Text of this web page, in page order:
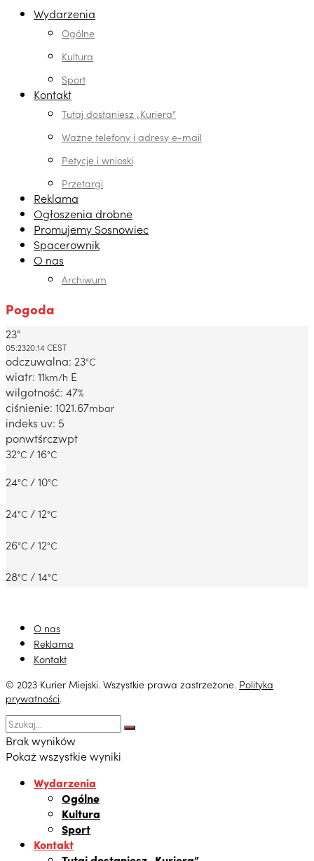
Wydarzenia
Ogólne
Kultura
Sport
Kontakt
Tutaj dostaniesz „Kuriera”
Ważne telefony i adresy e-mail
Petycje i wnioski
Przetargi
Reklama
Ogłoszenia drobne
Promujemy Sosnowiec
Spacerownik
O nas
Archiwum
Pogoda
Dabrowa Gornicza, PL
23°
05:2320:14 CEST
odczuwalna: 23°C
wiatr: 11km/h E
wilgotność: 47%
ciśnienie: 1021.67mbar
indeks uv: 5
ponwtśrczwpt
32°C / 16°C
24°C / 10°C
24°C / 12°C
26°C / 12°C
28°C / 14°C
O nas
Reklama
Kontakt
© 2023 Kurier Miejski. Wszystkie prawa zastrzeżone. Polityka
prywatności.
Brak wyników
Pokaż wszystkie wyniki
Wydarzenia
Ogólne
Kultura
Sport
Kontakt